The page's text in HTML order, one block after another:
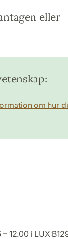
eller
om hur
12.00 i